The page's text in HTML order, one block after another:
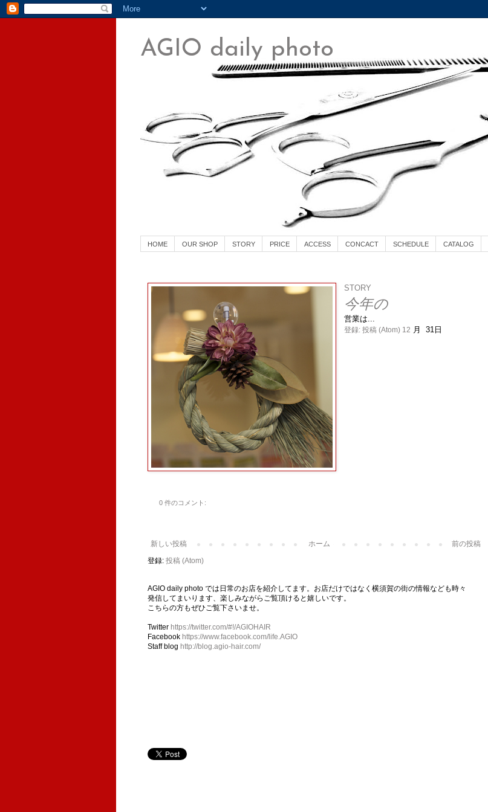
AGIO daily photo
HOME OUR SHOP STORY PRICE ACCESS CONCACT SCHEDULE CATALOG
STORY
今年の
営業は...
登録: 投稿 (Atom) 12 月 31日
0 件のコメント:
新しい投稿 前の投稿
ホーム
登録: 投稿 (Atom)
AGIO daily photo では日常のお店を紹介してます。お店だけではなく横須賀の街の情報なども時々
発信してまいります、楽しみながらご覧頂けると嬉しいです。
こちらの方もぜひご覧下さいませ。
Twitter https://twitter.com/#!/AGIOHAIR
Facebook https://www.facebook.com/life.AGIO
Staff blog http://blog.agio-hair.com/